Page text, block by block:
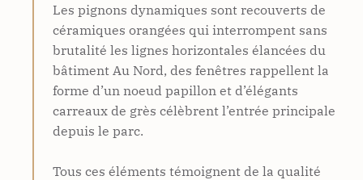
Les pignons dynamiques sont recouverts de
céramiques orangées qui interrompent sans
brutalité les lignes horizontales élancées du
bâtiment Au Nord, des fenêtres rappellent la
forme d’un noeud papillon et d’élégants
carreaux de grès célèbrent l’entrée principale
depuis le parc.
Tous ces éléments témoignent de la qualité